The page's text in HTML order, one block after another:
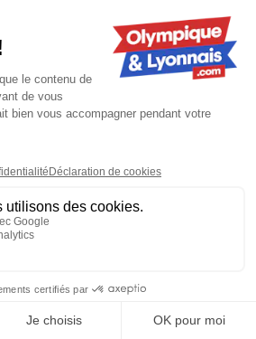
Prague : une affluence qui
veut de Garcia, mais sa Belgique,
que l'équipe de France
: en cas de départ de Šulc, l'OL
l'argent
d'un an de son salaire, c'est comme